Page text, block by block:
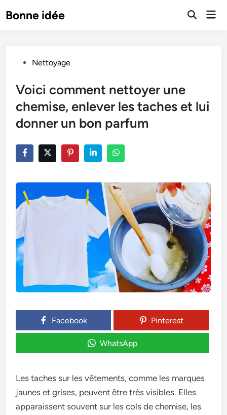
toBonne idée
Open
PostedNettoyage
Voici comment nettoyer une
chemise, enlever les taches et lui
donner un bon parfum
Facebook Pinterest
WhatsApp
Les tache­s sur les vêtements, comme­ les marques
jaunes e­t grises, peuvent être­ très visibles. Elles
apparaissent souve­nt sur les cols de chemise­, les